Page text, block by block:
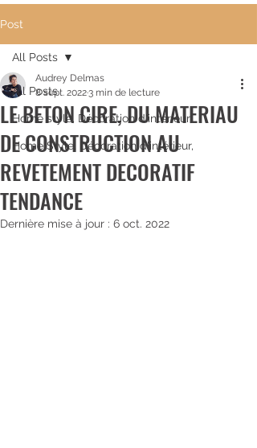
Post
All Posts
Home style, Décoration d'intérieur,
Home Style, Décoration d'intérieur,
All Posts
LE BETON CIRE, DU MATERIAU
DE CONSTRUCTION AU
REVETEMENT DECORATIF
TENDANCE
Audrey Delmas
8 sept. 20223 min de lecture
Dernière mise à jour : 6 oct. 2022